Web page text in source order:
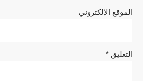
الموقع الإلكتروني
التعليق *